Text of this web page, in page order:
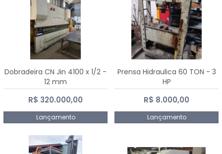
Dobradeira CN Jin 4100 x 1/2 -
12 mm
R$ 320.000,00
Lançamento
Prensa Hidraulica 60 TON - 3
HP
R$ 8.000,00
Lançamento